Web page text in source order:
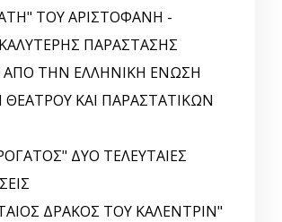
ΤΟΥ ΑΡΙΣΤΟΦΑΝΗ -
ΠΑΡΑΣΤΑΣΗΣ
ΑΠΟ ΤΗΝ ΕΛΛΗΝΙΚΗ EΝΩΣΗ
ΘΕΑΤΡΟΥ ΚΑΙ ΠΑΡΑΣΤΑΤΙΚΩΝ
ΔΥΟ ΤΕΛΕΥΤΑΙΕΣ
ΔΡΑΚΟΣ ΤΟΥ ΚΑΛΕΝΤΡΙΝ"